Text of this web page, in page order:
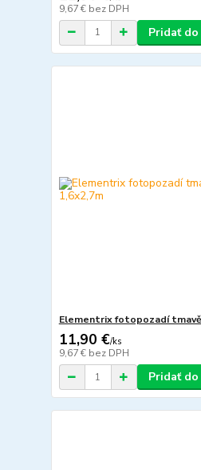
9,67 € bez DPH
Pridať
Elementrix fotopozadí tmavě
11,90 €/ks
9,67 € bez DPH
Pridať